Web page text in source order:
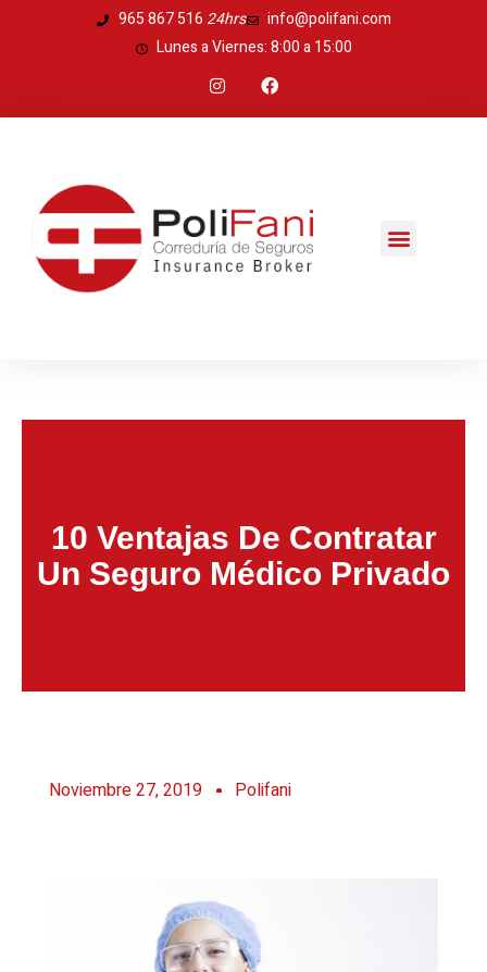
965 867 516 24hrs
info@polifani.com
Lunes a Viernes: 8:00 a 15:00
n
t
m
a
e
Menú
10 Ventajas De Contratar
Un Seguro Médico Privado
Noviembre 27, 2019 Polifani